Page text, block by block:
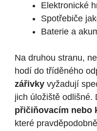
Elektronické
Spotřebiče
Baterie a
Na druhou stranu,
hodí do tříděného
zářivky vyžadují
jich úložiště odlišné.
přičiňovacím nebo
které